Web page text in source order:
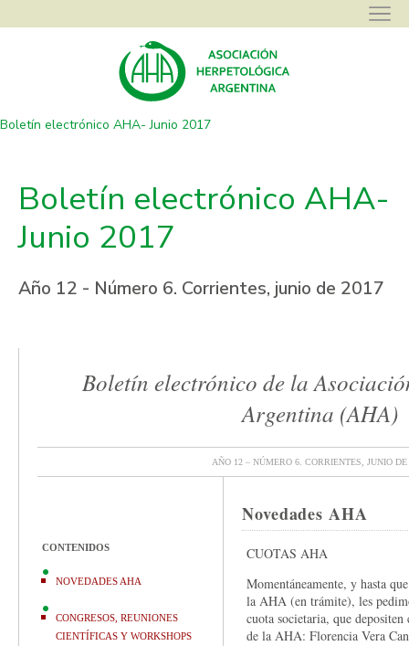
Asociación Herpetológica Argentina
Boletín electrónico AHA- Junio 2017
Boletín electrónico AHA-
Junio 2017
Año 12 - Número 6. Corrientes, junio de 2017
Boletín electrónico de la
Argentina (AHA)
AÑO 12 – NÚMERO 6. CORRIENTES, JUNIO DE
Novedades AHA
CUOTAS AHA
Momentáneamente, y hasta
la AHA (en trámite), les
cuota societaria, que
de la AHA: Florencia Vera
CONTENIDOS
NOVEDADES AHA
CONGRESOS, REUNIONES
CIENTÍFICAS Y WORKSHOPS